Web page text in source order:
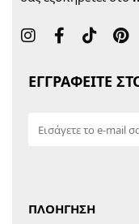
ΕΓΓΡΑΦΕΙΤΕ
ΠΛΟΗΓΗΣΗ